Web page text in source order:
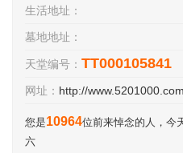
生活地址：
墓地地址：
天堂编号： TT000105841
网址： http://
您是10964位前来悼念的人，今
六